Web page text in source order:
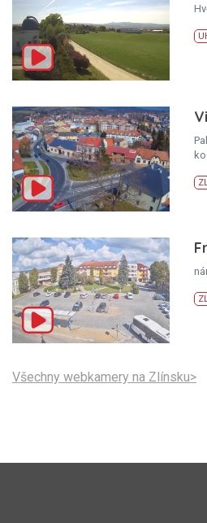
Všechny webkamery na Zlínsku>